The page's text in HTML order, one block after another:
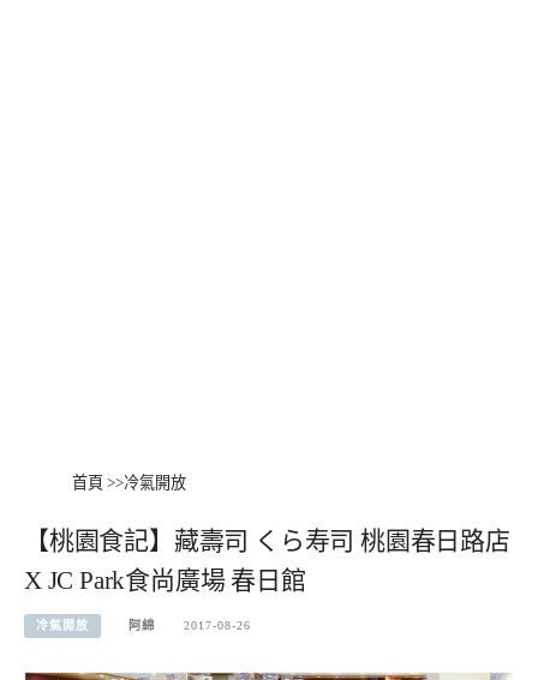
首頁 >>冷氣開放
【桃園食記】藏壽司 くら寿司 桃園春日路店
X JC Park食尚廣場 春日館
冷氣開放 阿綿 2017-08-26